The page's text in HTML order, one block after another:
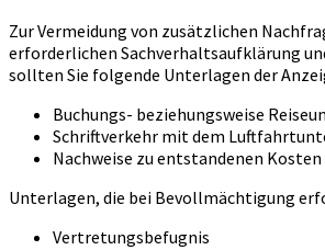
Zur Vermeidung von zusätzlichen
erforderlichen Sachverhaltsaufklärung
sollten Sie folgende Unterlagen der
Buchungs- beziehungsweise
Schriftverkehr mit dem
Nachweise zu entstandenen Kosten
Unterlagen, die bei Bevollmächtigung
Vertretungsbefugnis